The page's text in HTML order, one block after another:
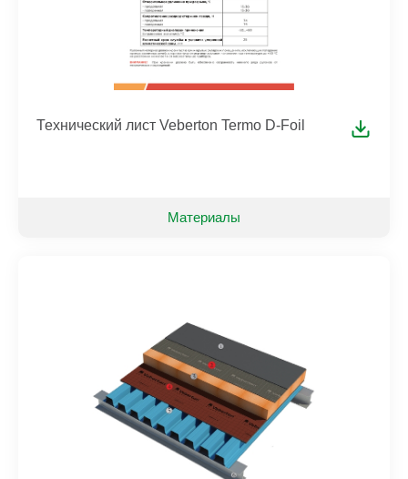
Технический лист Veberton Termo D-Foil
Материалы